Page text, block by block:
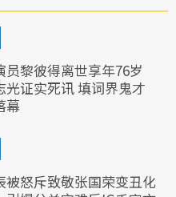
员黎彼得离世享年76岁
光证实死讯 填词界鬼才
幕
被怒斥致敬张国荣变丑化